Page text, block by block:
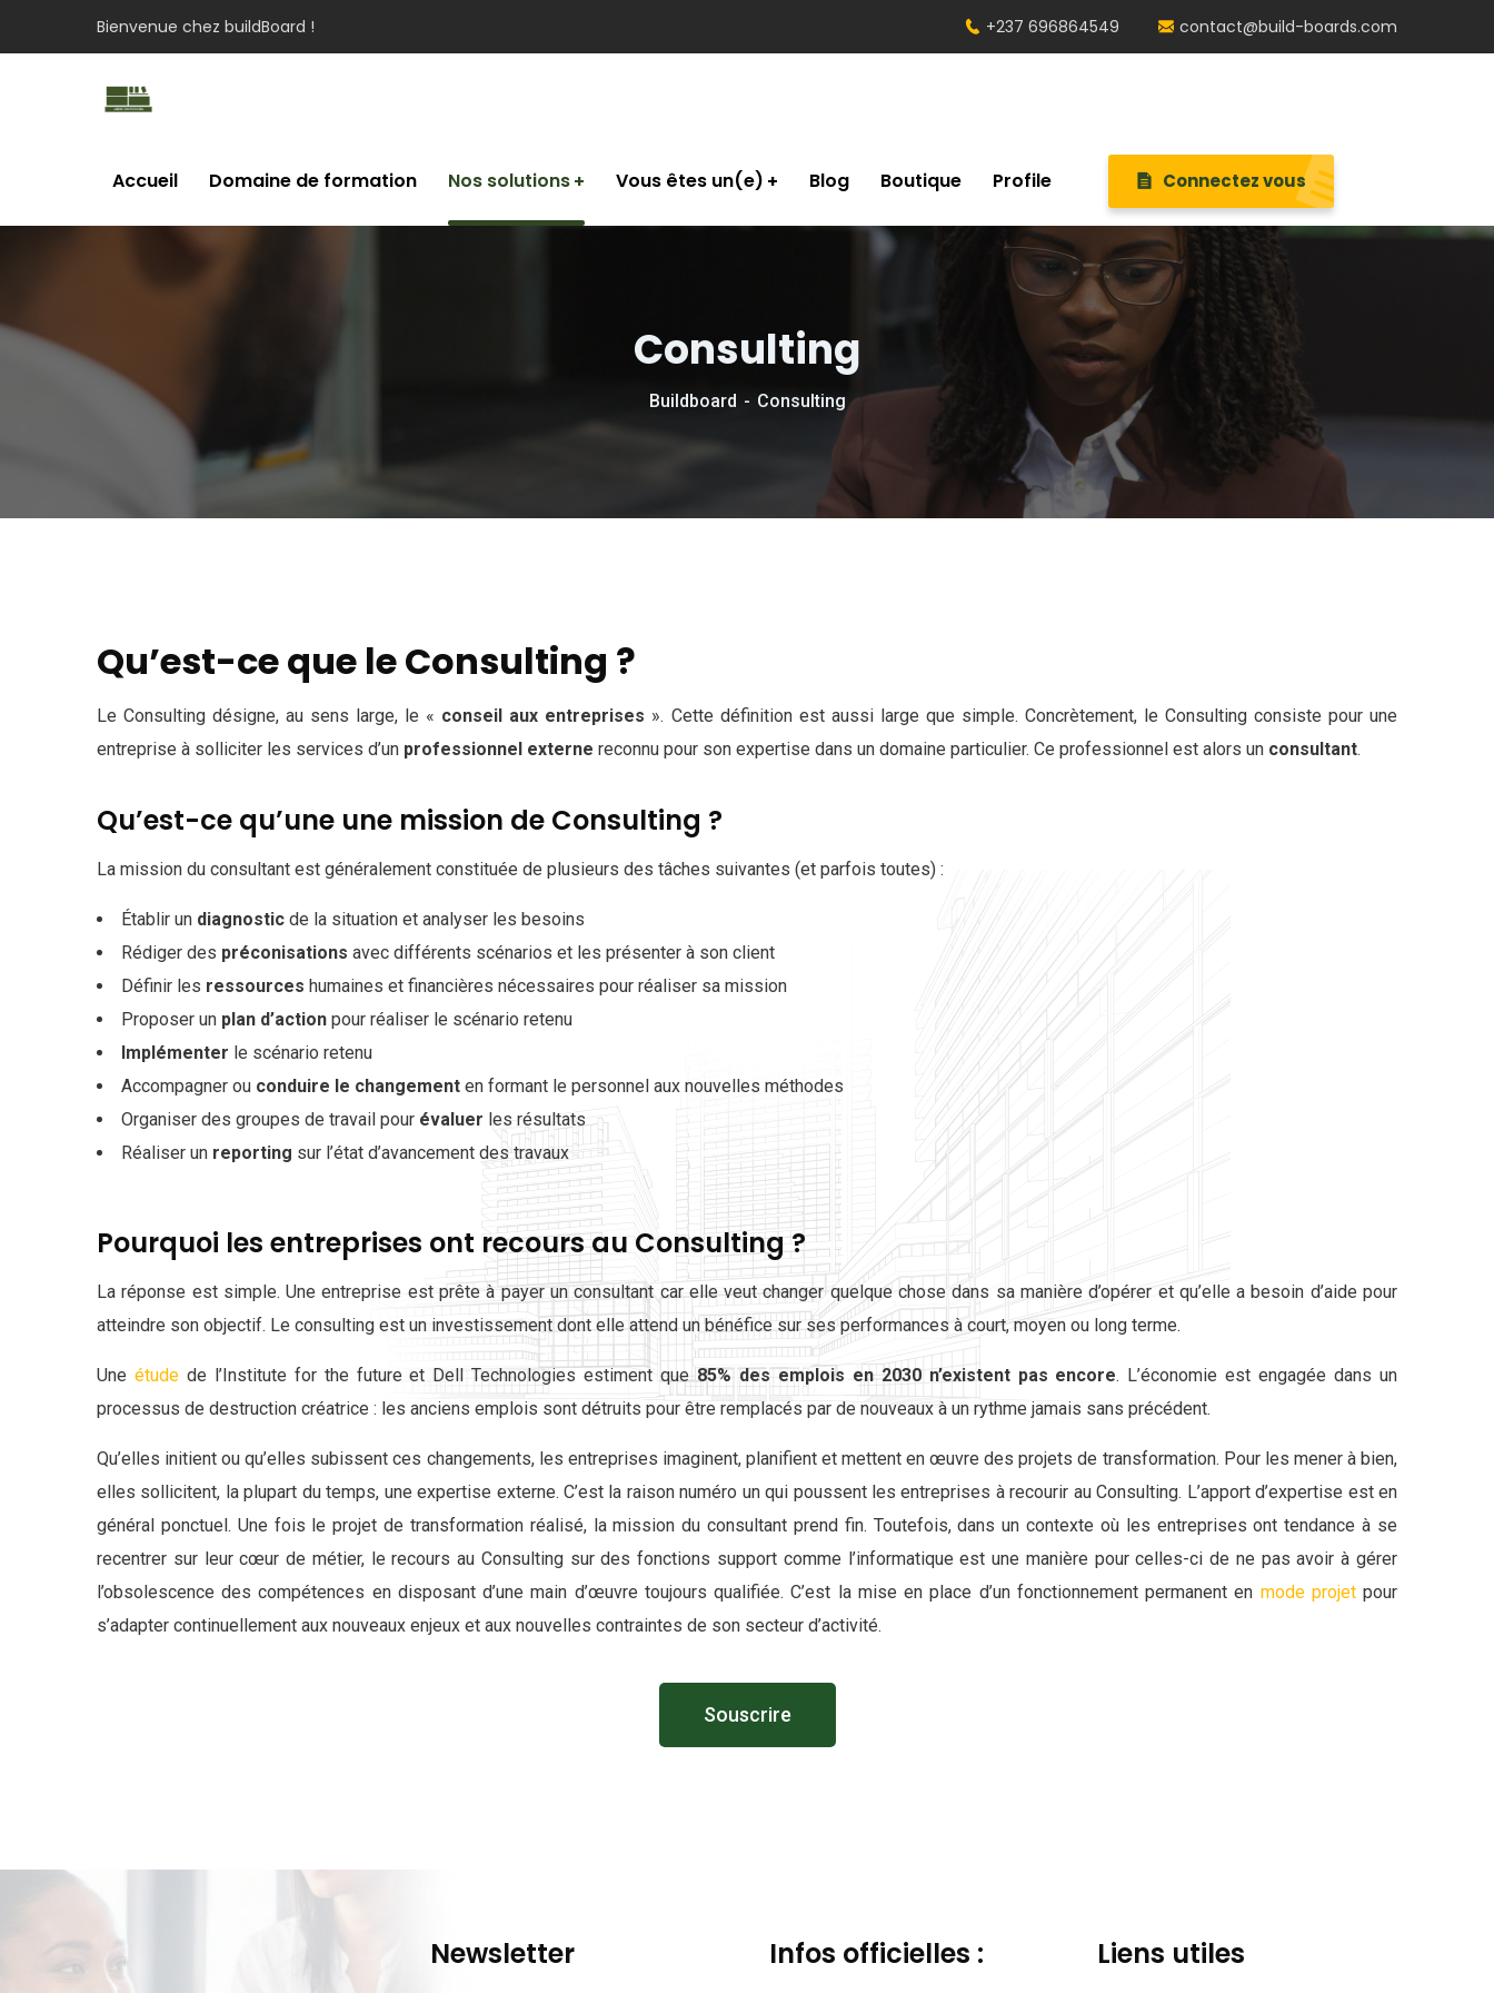
Bienvenue chez buildBoard ! +237 696864549 contact@build-boards.com
Accueil Domaine de formation Nos solutions Vous êtes un(e) Blog Boutique Profile Connectez vous
Consulting
Buildboard Consulting
Qu’est-ce que le Consulting ?
Le Consulting désigne, au sens large, le « conseil aux entreprises ». Cette définition est aussi large que simple. Concrètement, le Consulting consiste pour une
entreprise à solliciter les services d’un professionnel externe reconnu pour son expertise dans un domaine particulier. Ce professionnel est alors un consultant.
Qu’est-ce qu’une une mission de Consulting ?
La mission du consultant est généralement constituée de plusieurs des tâches suivantes (et parfois toutes) :
Établir un diagnostic de la situation et analyser les besoins
Rédiger des préconisations avec différents scénarios et les présenter à son client
Définir les ressources humaines et financières nécessaires pour réaliser sa mission
Proposer un plan d’action pour réaliser le scénario retenu
Implémenter le scénario retenu
Accompagner ou conduire le changement en formant le personnel aux nouvelles méthodes
Organiser des groupes de travail pour évaluer les résultats
Réaliser un reporting sur l’état d’avancement des travaux
Pourquoi les entreprises ont recours au Consulting ?
La réponse est simple. Une entreprise est prête à payer un consultant car elle veut changer quelque chose dans sa manière d’opérer et qu’elle a besoin d’aide pour
atteindre son objectif. Le consulting est un investissement dont elle attend un bénéfice sur ses performances à court, moyen ou long terme.
Une étudede l’Institute for the future et Dell Technologies estiment que85% des emplois en 2030 n’existent pas encore. L’économie est engagée dans un
processus de destruction créatrice : les anciens emplois sont détruits pour être remplacés par de nouveaux à un rythme jamais sans précédent.
Qu’elles initient ou qu’elles subissent ces changements, les entreprises imaginent, planifient et mettent en œuvre des projets de transformation. Pour les mener à bien,
elles sollicitent, la plupart du temps, une expertise externe. C’est la raison numéro un qui poussent les entreprises à recourir au Consulting. L’apport d’expertise est en
général ponctuel. Une fois le projet de transformation réalisé, la mission du consultant prend fin. Toutefois, dans un contexte où les entreprises ont tendance à se
recentrer sur leur cœur de métier, le recours au Consulting sur des fonctions support comme l’informatique est une manière pour celles-ci de ne pas avoir à gérer
l’obsolescence des compétences en disposant d’une main d’œuvre toujours qualifiée. C’est la mise en place d’un fonctionnement permanent en mode projetpour
s’adapter continuellement aux nouveaux enjeux et aux nouvelles contraintes de son secteur d’activité.
Souscrire
Newsletter Infos officielles : Liens utiles